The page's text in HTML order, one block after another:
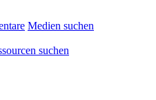
Medien suchen
suchen